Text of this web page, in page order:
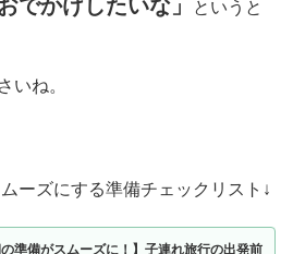
でかけしたいな」
というと
いね。
ーズにする準備チェックリスト↓
の準備がスムーズに！】子連れ旅行の出発前